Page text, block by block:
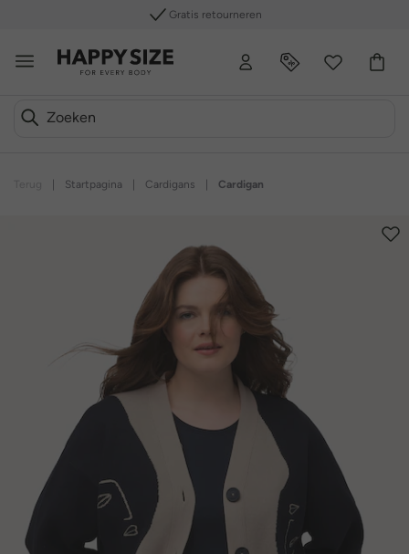
Gratis retourneren
Startpagina Cardigans Cardigan